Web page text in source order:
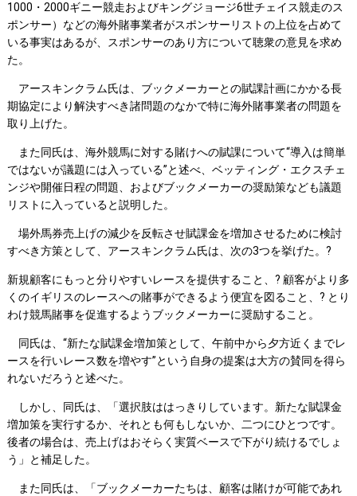
1000・2000ギニー競走およびキングジョージ6世チェイス競走のス
ポンサー）などの海外賭事業者がスポンサーリストの上位を占めて
いる事実はあるが、スポンサーのあり方について聴衆の意見を求め
た。
アースキンクラム氏は、ブックメーカーとの賦課計画にかかる長
期協定により解決すべき諸問題のなかで特に海外賭事業者の問題を
取り上げた。
また同氏は、海外競馬に対する賭けへの賦課について“導入は簡単
ではないが議題には入っている”と述べ、ベッティング・エクスチェ
ンジや開催日程の問題、およびブックメーカーの奨励策なども議題
リストに入っていると説明した。
場外馬券売上げの減少を反転させ賦課金を増加させるために検討
すべき方策として、アースキンクラム氏は、次の3つを挙げた。?
新規顧客にもっと分りやすいレースを提供すること、? 顧客がより多
くのイギリスのレースへの賭事ができるよう便宜を図ること、? とり
わけ競馬賭事を促進するようブックメーカーに奨励すること。
同氏は、“新たな賦課金増加策として、午前中から夕方近くまでレ
ースを行いレース数を増やす”という自身の提案は大方の賛同を得ら
れないだろうと述べた。
しかし、同氏は、「選択肢ははっきりしています。新たな賦課金
増加策を実行するか、それとも何もしないか、二つにひとつです。
後者の場合は、売上げはおそらく実質ベースで下がり続けるでしょ
う」と補足した。
また同氏は、「ブックメーカーたちは、顧客は賭けが可能であれ